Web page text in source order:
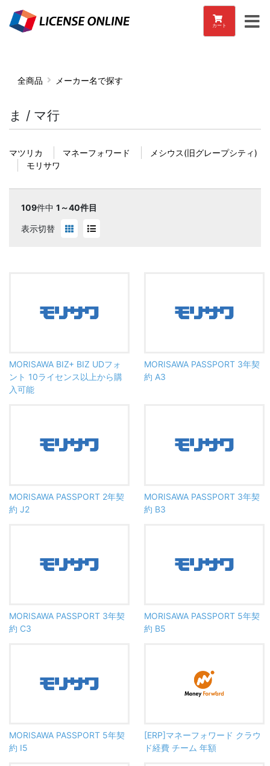
カート
全商品 メーカー名で探す
ま / マ行
マツリカ マネーフォワード
メシウス(旧グレープシティ)
モリサワ
109件中 1～40件目
表示切替
MORISAWA BIZ+ BIZ UDフォ
ント 10ライセンス以上から購
入可能
MORISAWA PASSPORT 3年契
約 A3
MORISAWA PASSPORT 2年契
約 J2
MORISAWA PASSPORT 3年契
約 B3
MORISAWA PASSPORT 3年契
約 C3
MORISAWA PASSPORT 5年契
約 B5
MORISAWA PASSPORT 5年契
約 I5
[ERP]マネーフォワード クラウ
ド経費 チーム 年額